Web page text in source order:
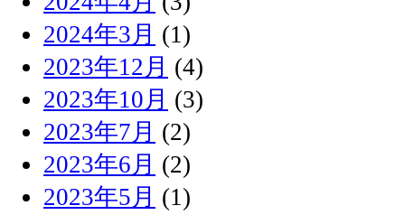
2024年3月 (1)
2023年12月 (4)
2023年10月 (3)
2023年7月 (2)
2023年6月 (2)
2023年5月 (1)